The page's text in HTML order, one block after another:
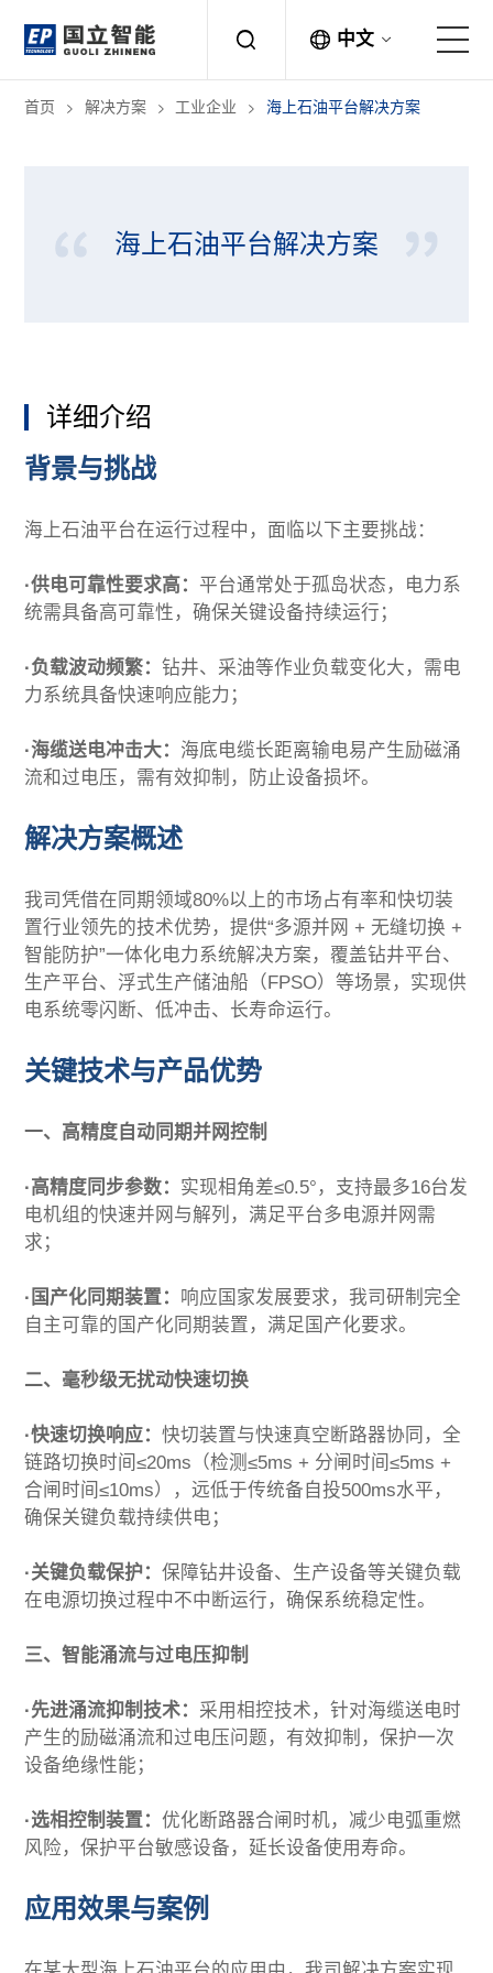
关于国立
产品中心
中文
首页 解决方案 工业企业 海上石油平台解决方案
海上石油平台解决方案
详细介绍
背景与挑战
海上石油平台在运行过程中，面临以下主要挑战：
·供电可靠性要求高： 平台通常处于孤岛状态，电力系
统需具备高可靠性，确保关键设备持续运行；
·负载波动频繁：钻井、采油等作业负载变化大，需电
力系统具备快速响应能力；
·海缆送电冲击大： 海底电缆长距离输电易产生励磁涌
流和过电压，需有效抑制，防止设备损坏。
解决方案概述
我司凭借在同期领域80%以上的市场占有率和快切装
置行业领先的技术优势，提供“多源并网 + 无缝切换 +
智能防护”一体化电力系统解决方案，覆盖钻井平台、
生产平台、浮式生产储油船（FPSO）等场景，实现供
电系统零闪断、低冲击、长寿命运行。
关键技术与产品优势
一、高精度自动同期并网控制
·高精度同步参数： 实现相角差≤0.5°，支持最多16台发
电机组的快速并网与解列，满足平台多电源并网需
求；
·国产化同期装置： 响应国家发展要求，我司研制完全
自主可靠的国产化同期装置，满足国产化要求。
二、毫秒级无扰动快速切换
·快速切换响应：快切装置与快速真空断路器协同，全
链路切换时间≤20ms（检测≤5ms + 分闸时间≤5ms +
合闸时间≤10ms），远低于传统备自投500ms水平，
确保关键负载持续供电；
·关键负载保护：保障钻井设备、生产设备等关键负载
在电源切换过程中不中断运行，确保系统稳定性。
三、智能涌流与过电压抑制
·先进涌流抑制技术： 采用相控技术，针对海缆送电时
产生的励磁涌流和过电压问题，有效抑制，保护一次
设备绝缘性能；
·选相控制装置：优化断路器合闸时机，减少电弧重燃
风险，保护平台敏感设备，延长设备使用寿命。
应用效果与案例